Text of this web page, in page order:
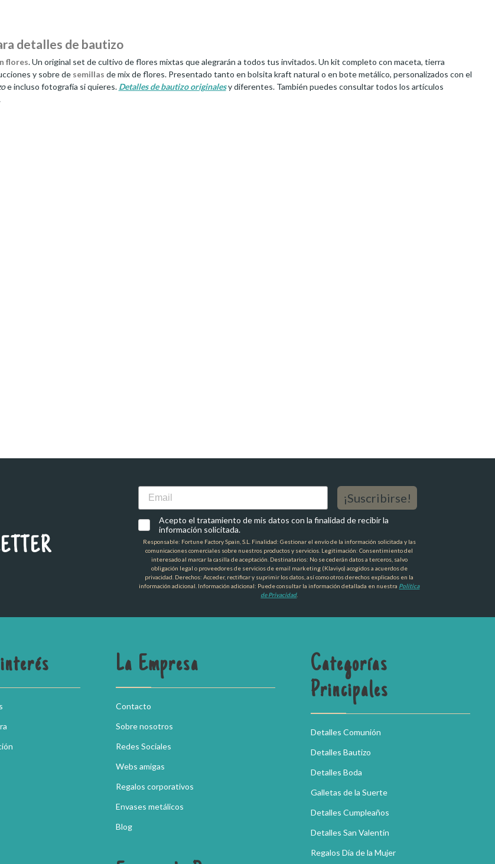
detalles de bautizo
flores. Un original set de cultivo de flores mixtas que alegrarán a todos tus invitados. Un kit completo con maceta, tierra
y sobre desemillas de mix de flores. Presentado tanto en bolsita kraft natural o en bote metálico, personalizados con el
e incluso fotografía si quieres. Detalles de bautizo originalesy diferentes. También puedes consultar todos los artículos
Email
¡Suscribirse!
Acepto el tratamiento de mis datos con la finalidad de recibir la
información solicitada.
Responsable: Fortune Factory Spain, S.L. Finalidad: Gestionar el envío de la información solicitada y las
comunicaciones comerciales sobre nuestros productos y servicios. Legitimación: Consentimiento del
interesado al marcar la casilla de aceptación. Destinatarios: No se cederán datos a terceros, salvo
obligación legal o proveedores de servicios de email marketing (Klaviyo) acogidos a acuerdos de
privacidad. Derechos: Acceder, rectificar y suprimir los datos, así como otros derechos explicados en la
información adicional. Información adicional: Puede consultar la información detallada en nuestra Política
de Privacidad.
La Empresa
Contacto
Sobre nosotros
Redes Sociales
Webs amigas
Regalos corporativos
Envases metálicos
Blog
Categorías
Principales
Detalles Comunión
Detalles Bautizo
Detalles Boda
Galletas de la Suerte
Detalles Cumpleaños
Detalles San Valentín
Regalos Día de la Mujer